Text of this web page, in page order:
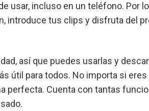
usar, incluso en un teléfono. Por
introduce tus clips y disfruta del
así que puedes usarlas y
útil para todos. No importa si eres
perfecta. Cuenta con tantas